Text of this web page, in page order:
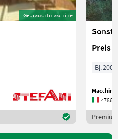
Gebrauchtmaschine
Preis
Bj. 2000
Macchine
47864